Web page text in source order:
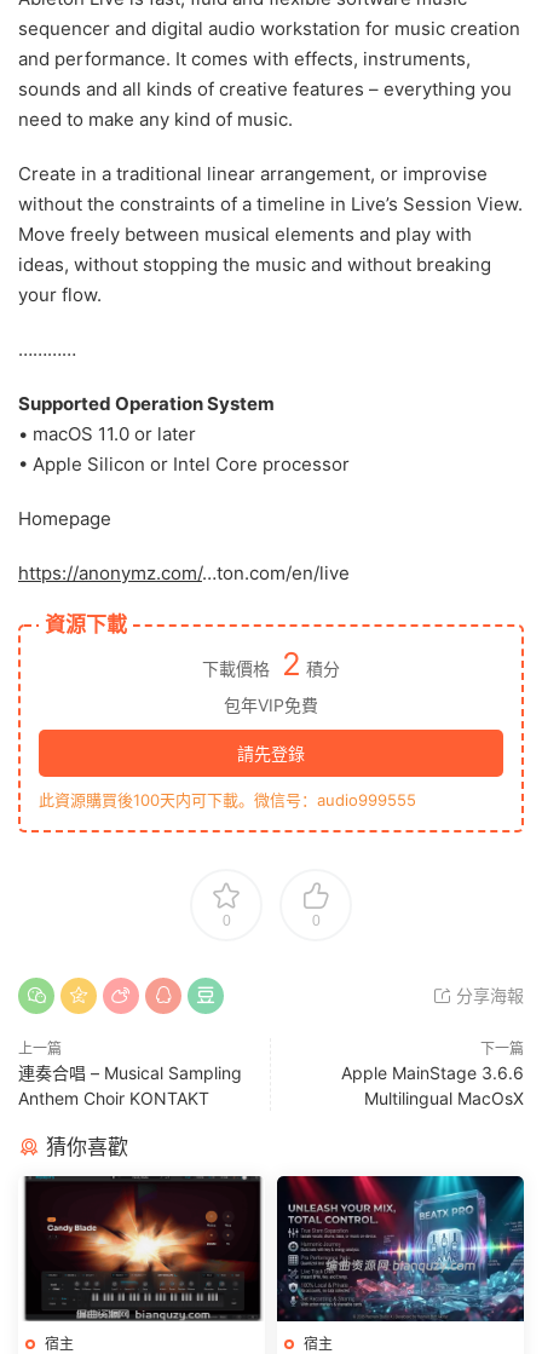
sequencer and digital audio workstation for music creation
and performance. It comes with effects, instruments,
sounds and all kinds of creative features – everything you
need to make any kind of music.
Create in a traditional linear arrangement, or improvise
without the constraints of a timeline in Live’s Session View.
Move freely between musical elements and play with
ideas, without stopping the music and without breaking
your flow.
…………
Supported Operation System
• macOS 11.0 or later
• Apple Silicon or Intel Core processor
Homepage
https://anonymz.com/…ton.com/en/live
資源下載
下載價格 2 積分
包年VIP免費
請先登錄
此資源購買後100天内可下載。微信号：audio999555
0 0
分享海報
上一篇
連奏合唱 – Musical Sampling
Anthem Choir KONTAKT
下一篇
Apple MainStage 3.6.6
Multilingual MacOsX
猜你喜歡
宿主 宿主